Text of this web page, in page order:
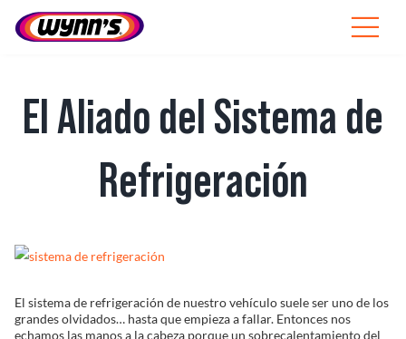
Toggle
ES
SEARCH
FOR:
Noticias
El Aliado del Sistema de
Refrigeración
View
Image
El sistema de refrigeración de nuestro vehículo suele ser uno de los
grandes olvidados… hasta que empieza a fallar. Entonces nos
echamos las manos a la cabeza porque un sobrecalentamiento del